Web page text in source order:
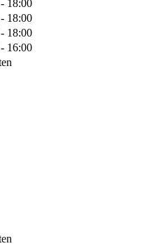
18:00
18:00
18:00
16:00